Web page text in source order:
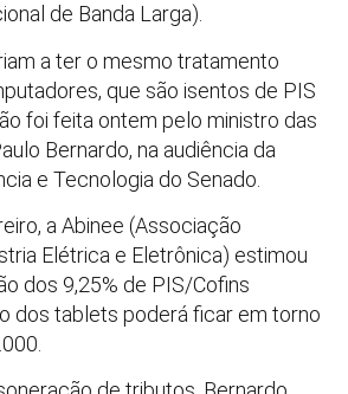
de Banda Larga).
a ter o mesmo tratamento
que são isentos de PIS
foi feita ontem pelo ministro das
Bernardo, na audiência da
e Tecnologia do Senado.
a Abinee (Associação
Elétrica e Eletrônica) estimou
dos 9,25% de PIS/Cofins
dos tablets poderá ficar em torno